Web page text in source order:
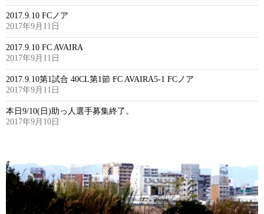
2017.9.10 FCノア
2017年9月11日
2017.9.10 FC AVAIRA
2017年9月11日
2017.9.10第1試合 40CL第1節 FC AVAIRA5-1 FCノア
2017年9月11日
本日9/10(日)助っ人選手募集終了。
2017年9月10日